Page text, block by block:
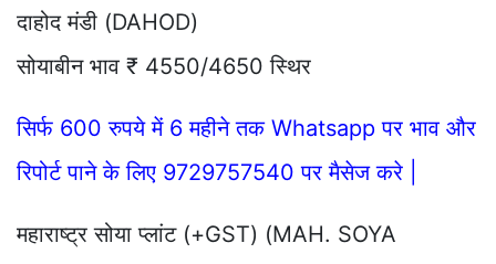
दाहोद मंडी (DAHOD)
सोयाबीन भाव ₹ 4550/4650 स्थिर
सिर्फ 600 रुपये में 6 महीने तक Whatsapp पर भाव और
रिपोर्ट पाने के लिए 9729757540 पर मैसेज करे |
महाराष्ट्र सोया प्लांट (+GST) (MAH. SOYA